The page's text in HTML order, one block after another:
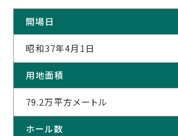
開場日
昭和37年4月1日
用地面積
79.2万平方メートル
ホール数